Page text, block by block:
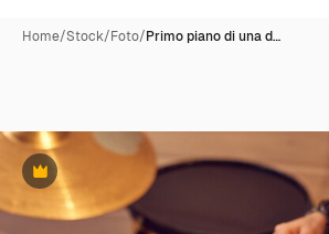
Home/Stock/Foto/Primo piano di una d…
Premium